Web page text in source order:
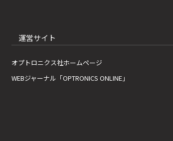
運営サイト
オプトロニクス社ホームページ
WEBジャーナル「OPTRONICS ONLINE」